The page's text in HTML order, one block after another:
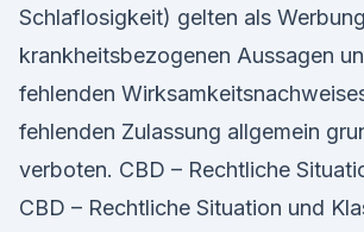
Schlaflosigkeit) gelten als
krankheitsbezogenen Aussagen
fehlenden
fehlenden Zulassung allgemein
verboten. CBD – Rechtliche
CBD – Rechtliche Situation und